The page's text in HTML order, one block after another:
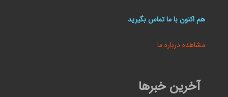
هم اکنون با ما تماس بگیرید
مشاهده درباره ما
آخرین خبرها